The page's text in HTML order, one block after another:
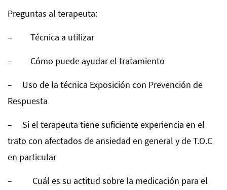
Preguntas al terapeuta:
– Técnica a utilizar
– Cómo puede ayudar el tratamiento
– Uso de la técnica Exposición con Prevención de
Respuesta
– Si el terapeuta tiene suficiente experiencia en el
trato con afectados de ansiedad en general y de T.O.C
en particular
– Cuál es su actitud sobre la medicación para el